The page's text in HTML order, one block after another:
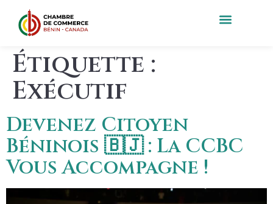
Étiquette :
Exécutif
Devenez Citoyen
Béninois 🇧🇯 : La CCBC
Vous Accompagne !